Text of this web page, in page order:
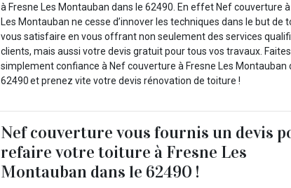
à Fresne Les Montauban dans le 62490. En effet Nef couverture à
Les Montauban ne cesse d’innover les techniques dans le but de
vous satisfaire en vous offrant non seulement des services
clients, mais aussi votre devis gratuit pour tous vos travaux.
simplement confiance à Nef couverture à Fresne Les Montauban
62490 et prenez vite votre devis rénovation de toiture !
Nef couverture vous fournis un devis
refaire votre toiture à Fresne Les
Montauban dans le 62490 !